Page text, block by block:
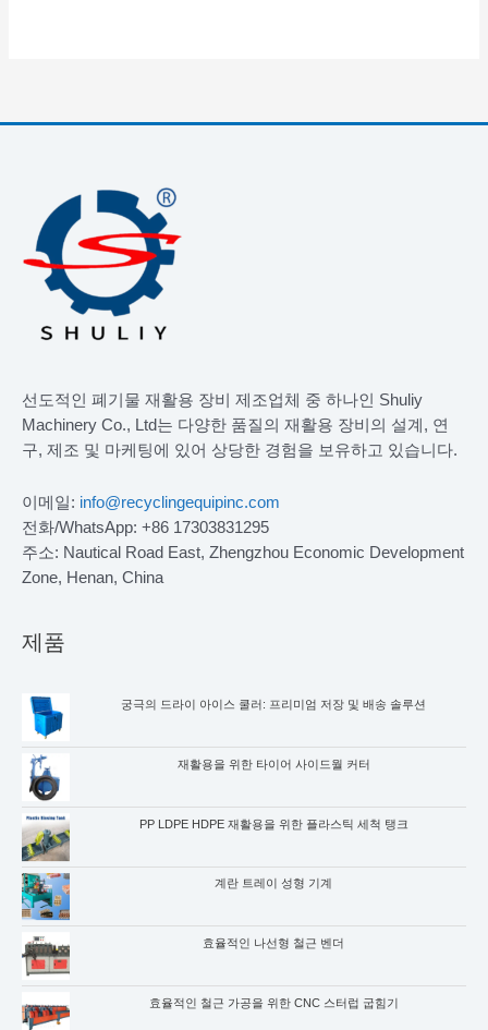
선도적인 폐기물 재활용 장비 제조업체 중 하나인 Shuliy
Machinery Co., Ltd는 다양한 품질의 재활용 장비의 설계, 연
구, 제조 및 마케팅에 있어 상당한 경험을 보유하고 있습니다.
이메일: info@recyclingequipinc.com
전화/WhatsApp: +86 17303831295
주소: Nautical Road East, Zhengzhou Economic Development
Zone, Henan, China
제품
궁극의 드라이 아이스 쿨러: 프리미엄 저장 및 배송 솔루션
재활용을 위한 타이어 사이드월 커터
PP LDPE HDPE 재활용을 위한 플라스틱 세척 탱크
계란 트레이 성형 기계
효율적인 나선형 철근 벤더
효율적인 철근 가공을 위한 CNC 스터럽 굽힘기